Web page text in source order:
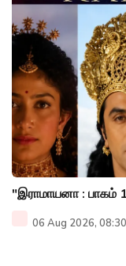
"இராமாயனா : பாகம்
06 Aug 2026,